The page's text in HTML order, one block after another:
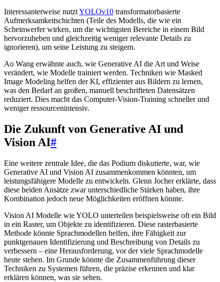
Interessanterweise nutztYOLOv10 transformatorbasierte
Aufmerksamkeitschichten (Teile des Modells, die wie ein
Scheinwerfer wirken, um die wichtigsten Bereiche in einem Bild
hervorzuheben und gleichzeitig weniger relevante Details zu
ignorieren), um seine Leistung zu steigern.
Ao Wang erwähnte auch, wie Generative AI die Art und Weise
verändert, wie Modelle trainiert werden. Techniken wie Masked
Image Modeling helfen der KI, effizienter aus Bildern zu lernen,
was den Bedarf an großen, manuell beschrifteten Datensätzen
reduziert. Dies macht das Computer-Vision-Training schneller und
weniger ressourcenintensiv.
Die Zukunft von Generative AI und
Vision AI#
Eine weitere zentrale Idee, die das Podium diskutierte, war, wie
Generative AI und Vision AI zusammenkommen könnten, um
leistungsfähigere Modelle zu entwickeln. Glenn Jocher erklärte, dass
diese beiden Ansätze zwar unterschiedliche Stärken haben, ihre
Kombination jedoch neue Möglichkeiten eröffnen könnte.
Vision AI Modelle wie YOLO unterteilen beispielsweise oft ein Bild
in ein Raster, um Objekte zu identifizieren. Diese rasterbasierte
Methode könnte Sprachmodellen helfen, ihre Fähigkeit zur
punktgenauen Identifizierung und Beschreibung von Details zu
verbessern – eine Herausforderung, vor der viele Sprachmodelle
heute stehen. Im Grunde könnte die Zusammenführung dieser
Techniken zu Systemen führen, die präzise erkennen und klar
erklären können, was sie sehen.